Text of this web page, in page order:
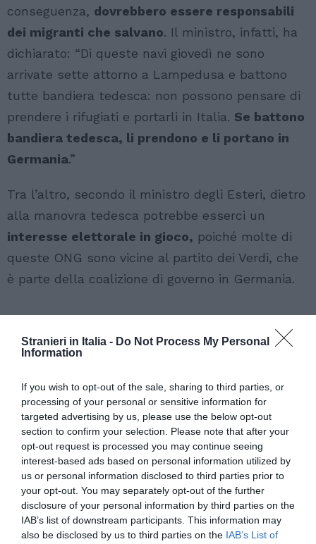
Stranieri in Italia - Do Not Process My Personal
Information
If you wish to opt-out of the sale, sharing to third parties, or
processing of your personal or sensitive information for
targeted advertising by us, please use the below opt-out
section to confirm your selection. Please note that after your
opt-out request is processed you may continue seeing
interest-based ads based on personal information utilized by
us or personal information disclosed to third parties prior to
your opt-out. You may separately opt-out of the further
disclosure of your personal information by third parties on the
IAB’s list of downstream participants. This information may
also be disclosed by us to third parties on the IAB’s List of
conseguenza, dovrebbero essere responsabili
dei migranti che salvano. Il ministro, infatti, ha
dichiarato: “Di queste navi giovedì ne sono
arrivate sette attorno a Lampedusa e battono
tutte bandiera tedesca: non possono pensare di
prendere i rifugiati e portarli in Italia. Se battono
bandiera tedesca, li prendono e li portano in
Germania.”
Tra l’altro, secondo il ministro degli Esteri, dietro
alla manovra tedesca potrebbe esserci un
interesse elettorale in gioco, poiché molte di
queste ONG sono vicine al partito dei Verdi, che
è parte della coalizione di governo in Germania.